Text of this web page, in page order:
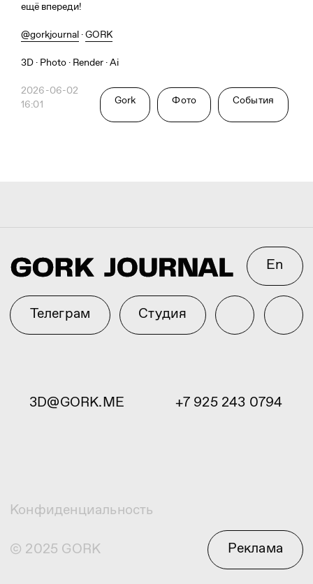
ещё впереди!
@gorkjournal ·GORK
3D · Photo · Render · Ai
2026-06-02
16:01
Gork Фото События
3D@GORK.ME
© 2025 GORK
Конфиденциальность